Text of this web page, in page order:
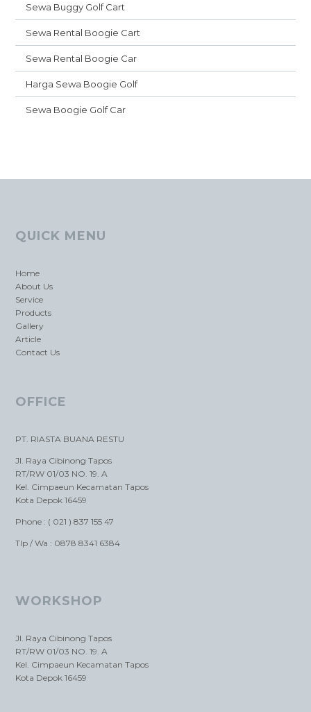
Sewa Buggy Golf Cart
Sewa Rental Boogie Cart
Sewa Rental Boogie Car
Harga Sewa Boogie Golf
Sewa Boogie Golf Car
QUICK MENU
Home
About Us
Service
Products
Gallery
Article
Contact Us
OFFICE
PT. RIASTA BUANA RESTU
Jl. Raya Cibinong Tapos
RT/RW 01/03 NO. 19. A
Kel. Cimpaeun Kecamatan Tapos
Kota Depok 16459
Phone : ( 021 ) 837 155 47
Tlp / Wa : 0878 8341 6384
WORKSHOP
Jl. Raya Cibinong Tapos
RT/RW 01/03 NO. 19. A
Kel. Cimpaeun Kecamatan Tapos
Kota Depok 16459